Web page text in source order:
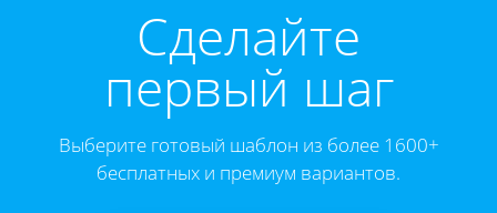
Cделайте
первый шаг
Выберите готовый шаблон из более 1600+
бесплатных и премиум вариантов.